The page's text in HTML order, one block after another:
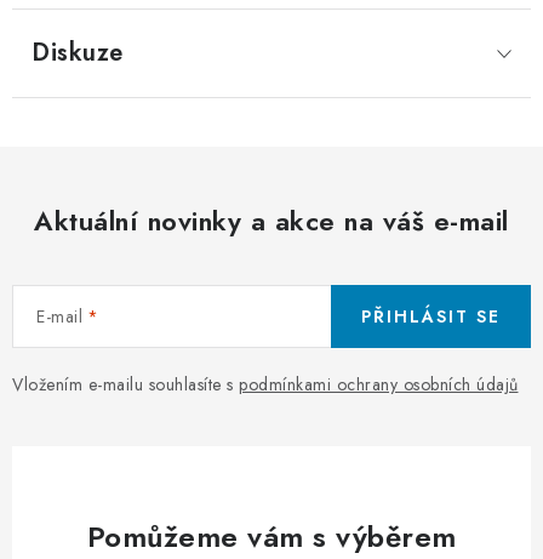
Diskuze
Aktuální novinky a akce na váš e-mail
E-mail
Vložením e-mailu souhlasíte s podmínkami ochrany osobních údajů
PŘIHLÁSIT SE
Pomůžeme vám s výběrem